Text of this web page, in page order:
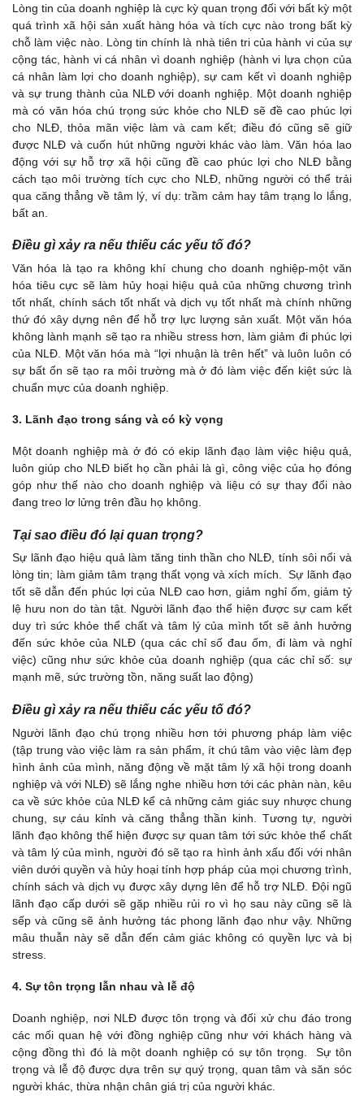
Lòng tin của doanh nghiệp là cực kỳ quan trọng đối với bất kỳ một
quá trình xã hội sản xuất hàng hóa và tích cực nào trong bất kỳ
chỗ làm việc nào. Lòng tin chính là nhà tiên tri của hành vi của sự
cộng tác, hành vi cá nhân vì doanh nghiệp (hành vi lựa chọn của
cá nhân làm lợi cho doanh nghiệp), sự cam kết vì doanh nghiệp
và sự trung thành của NLĐ với doanh nghiệp. Một doanh nghiệp
mà có văn hóa chú trọng sức khỏe cho NLĐ sẽ đề cao phúc lợi
cho NLĐ, thỏa mãn việc làm và cam kết; điều đó cũng sẽ giữ
được NLĐ và cuốn hút những người khác vào làm. Văn hóa lao
động với sự hỗ trợ xã hội cũng đề cao phúc lợi cho NLĐ bằng
cách tạo môi trường tích cực cho NLĐ, những người có thể trải
qua căng thẳng về tâm lý, ví dụ: trầm cảm hay tâm trạng lo lắng,
bất an.
Điều gì xảy ra nếu thiếu các yếu tố đó?
Văn hóa là tạo ra không khí chung cho doanh nghiệp-một văn
hóa tiêu cực sẽ làm hủy hoại hiệu quả của những chương trình
tốt nhất, chính sách tốt nhất và dịch vụ tốt nhất mà chính những
thứ đó xây dựng nên để hỗ trợ lực lượng sản xuất. Một văn hóa
không lành mạnh sẽ tạo ra nhiều stress hơn, làm giảm đi phúc lợi
của NLĐ. Một văn hóa mà “lợi nhuận là trên hết” và luôn luôn có
sự bất ổn sẽ tạo ra môi trường mà ở đó làm việc đến kiệt sức là
chuẩn mực của doanh nghiệp.
3. Lãnh đạo trong sáng và có kỳ vọng
Một doanh nghiệp mà ở đó có ekip lãnh đạo làm việc hiệu quả,
luôn giúp cho NLĐ biết họ cần phải là gì, công việc của họ đóng
góp như thế nào cho doanh nghiệp và liệu có sự thay đổi nào
đang treo lơ lửng trên đầu họ không.
Tại sao điều đó lại quan trọng?
Sự lãnh đạo hiệu quả làm tăng tinh thần cho NLĐ, tính sôi nổi và
lòng tin; làm giảm tâm trạng thất vọng và xích mích. Sự lãnh đạo
tốt sẽ dẫn đến phúc lợi của NLĐ cao hơn, giảm nghỉ ốm, giảm tỷ
lệ hưu non do tàn tật. Người lãnh đạo thể hiện được sự cam kết
duy trì sức khỏe thể chất và tâm lý của mình tốt sẽ ảnh hưởng
đến sức khỏe của NLĐ (qua các chỉ số đau ốm, đi làm và nghỉ
việc) cũng như sức khỏe của doanh nghiệp (qua các chỉ số: sự
mạnh mẽ, sức trường tồn, năng suất lao động)
Điều gì xảy ra nếu thiếu các yếu tố đó?
Người lãnh đạo chú trọng nhiều hơn tới phương pháp làm việc
(tập trung vào việc làm ra sản phẩm, ít chú tâm vào việc làm đẹp
hình ảnh của mình, năng động về mặt tâm lý xã hội trong doanh
nghiệp và với NLĐ) sẽ lắng nghe nhiều hơn tới các phàn nàn, kêu
ca về sức khỏe của NLĐ kể cả những cảm giác suy nhược chung
chung, sự cáu kỉnh và căng thẳng thần kinh. Tương tự, người
lãnh đạo không thể hiện được sự quan tâm tới sức khỏe thể chất
và tâm lý của mình, người đó sẽ tạo ra hình ảnh xấu đối với nhân
viên dưới quyền và hủy hoại tính hợp pháp của mọi chương trình,
chính sách và dịch vụ được xây dựng lên để hỗ trợ NLĐ. Đội ngũ
lãnh đạo cấp dưới sẽ gặp nhiều rủi ro vì họ sau này cũng sẽ là
sếp và cũng sẽ ảnh hưởng tác phong lãnh đạo như vậy. Những
mâu thuẫn này sẽ dẫn đến cảm giác không có quyền lực và bị
stress.
4. Sự tôn trọng lẫn nhau và lễ độ
Doanh nghiệp, nơi NLĐ được tôn trọng và đối xử chu đáo trong
các mối quan hệ với đồng nghiệp cũng như với khách hàng và
cộng đồng thì đó là một doanh nghiệp có sự tôn trọng. Sự tôn
trọng và lễ độ được dựa trên sự quý trọng, quan tâm và săn sóc
người khác, thừa nhận chân giá trị của người khác.